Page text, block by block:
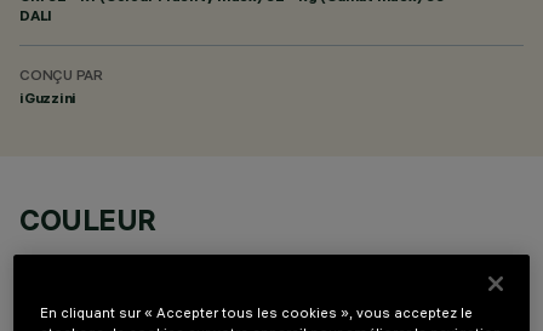
DALI
CONÇU PAR
iGuzzini
COULEUR
En cliquant sur « Accepter tous les cookies », vous acceptez le